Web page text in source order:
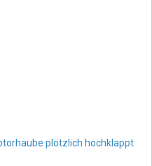
plötzlich hochklappt